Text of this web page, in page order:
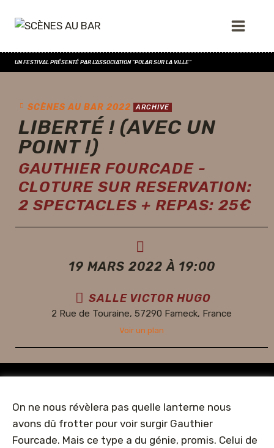
UN FESTIVAL PRÉSENTÉ PAR L'ASSOCIATION "POLAR SUR LA VILLE"
SCÈNES AU BAR 2022 ARCHIVE
LIBERTÉ ! (AVEC UN
POINT !)
GAUTHIER FOURCADE -
CLOTURE SUR RESERVATION:
2 SPECTACLES + REPAS: 25€
19 MARS 2022 À 19:00
SALLE VICTOR HUGO
2 Rue de Touraine, 57290 Fameck, France
Voir un plan
On ne nous révèlera pas quelle lanterne nous
avons dû frotter pour voir surgir Gauthier
Fourcade. Mais ce type a du génie, promis. Celui de